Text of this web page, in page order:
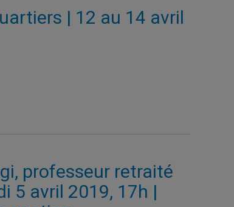
| 12 au 14 avril
professeur retraité
5 avril 2019, 17h |